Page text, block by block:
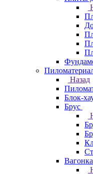
Назад
Блок-
Брус
Вагонка